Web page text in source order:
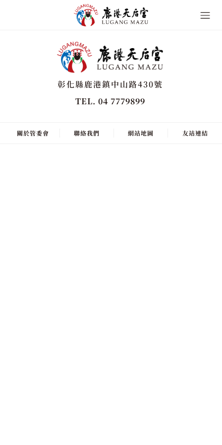
彰化縣鹿港鎮中山路430號
TEL. 04 7779899
關於管委會 聯絡我們 網站地圖 友站連結